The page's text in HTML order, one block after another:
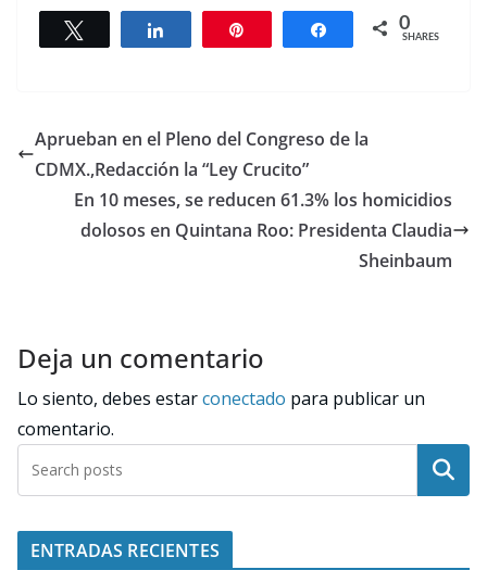
Share 0
SHARES
Aprueban en el Pleno del Congreso de la
CDMX.,Redacción la “Ley Crucito”
En 10 meses, se reducen 61.3% los homicidios
dolosos en Quintana Roo: Presidenta Claudia
Sheinbaum
Deja un comentario
Lo siento, debes estarconectado para publicar un
comentario.
Buscar
ENTRADAS RECIENTES